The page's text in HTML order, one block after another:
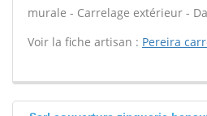
murale - Carrelage extérieur -
Voir la fiche artisan : Pereira